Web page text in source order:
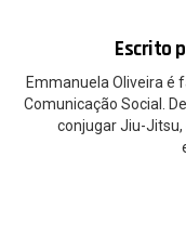
Escrito
Emmanuela Oliveira
Comunicação Social.
conjugar Jiu-Jitsu,